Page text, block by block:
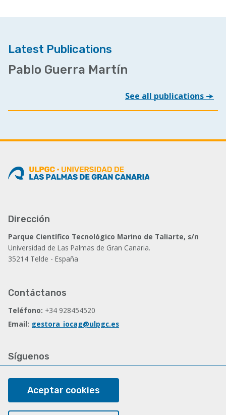
Latest Publications
Pablo Guerra Martín
See all publications
Dirección
Parque Científico Tecnológico Marino de Taliarte, s/n
Universidad de Las Palmas de Gran Canaria.
35214 Telde - España
Contáctanos
Teléfono: +34 928454520
Email: gestora_iocag@ulpgc.es
Síguenos
Aceptar cookies